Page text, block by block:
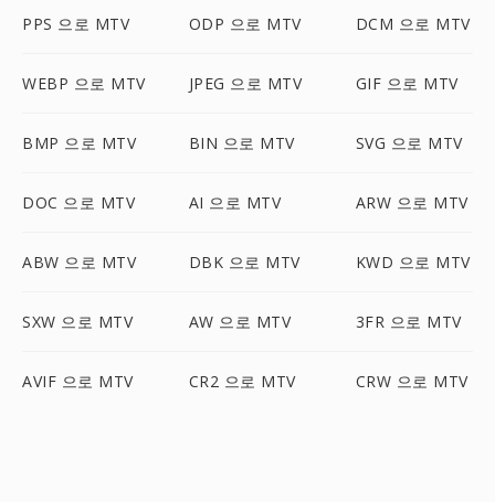
PPS 으로 MTV ODP 으로 MTV DCM 으로 MTV
WEBP 으로 MTV JPEG 으로 MTV GIF 으로 MTV
BMP 으로 MTV BIN 으로 MTV SVG 으로 MTV
DOC 으로 MTV AI 으로 MTV ARW 으로 MTV
ABW 으로 MTV DBK 으로 MTV KWD 으로 MTV
SXW 으로 MTV AW 으로 MTV 3FR 으로 MTV
AVIF 으로 MTV CR2 으로 MTV CRW 으로 MTV